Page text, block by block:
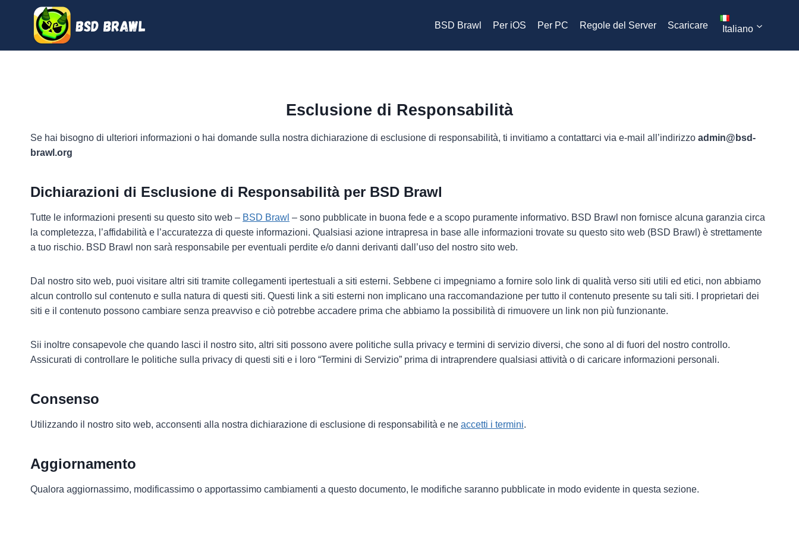
contenuto
BSD Brawl Per iOS Per PC Regole del Server Scaricare Italiano
Esclusione di Responsabilità
Se hai bisogno di ulteriori informazioni o hai domande sulla nostra dichiarazione di esclusione di responsabilità, ti invitiamo a contattarci via e-mail all’indirizzo admin@bsd-
brawl.org
Dichiarazioni di Esclusione di Responsabilità per BSD Brawl
Tutte le informazioni presenti su questo sito web – BSD Brawl – sono pubblicate in buona fede e a scopo puramente informativo. BSD Brawl non fornisce alcuna garanzia circa
la completezza, l’affidabilità e l’accuratezza di queste informazioni. Qualsiasi azione intrapresa in base alle informazioni trovate su questo sito web (BSD Brawl) è strettamente
a tuo rischio. BSD Brawl non sarà responsabile per eventuali perdite e/o danni derivanti dall’uso del nostro sito web.
Dal nostro sito web, puoi visitare altri siti tramite collegamenti ipertestuali a siti esterni. Sebbene ci impegniamo a fornire solo link di qualità verso siti utili ed etici, non abbiamo
alcun controllo sul contenuto e sulla natura di questi siti. Questi link a siti esterni non implicano una raccomandazione per tutto il contenuto presente su tali siti. I proprietari dei
siti e il contenuto possono cambiare senza preavviso e ciò potrebbe accadere prima che abbiamo la possibilità di rimuovere un link non più funzionante.
Sii inoltre consapevole che quando lasci il nostro sito, altri siti possono avere politiche sulla privacy e termini di servizio diversi, che sono al di fuori del nostro controllo.
Assicurati di controllare le politiche sulla privacy di questi siti e i loro “Termini di Servizio” prima di intraprendere qualsiasi attività o di caricare informazioni personali.
Consenso
Utilizzando il nostro sito web, acconsenti alla nostra dichiarazione di esclusione di responsabilità e ne accetti i termini.
Aggiornamento
Qualora aggiornassimo, modificassimo o apportassimo cambiamenti a questo documento, le modifiche saranno pubblicate in modo evidente in questa sezione.